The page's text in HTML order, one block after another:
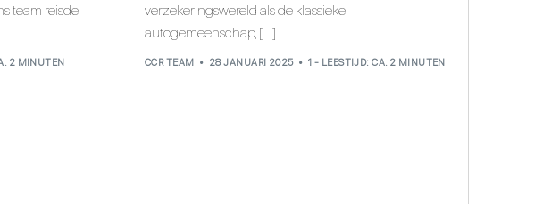
team reisde
2 MINUTEN
verzekeringswereld als de klassieke
autogemeenschap, […]
CCR TEAM 28 JANUARI 2025 1 - LEESTIJD: CA. 2 MINUTEN